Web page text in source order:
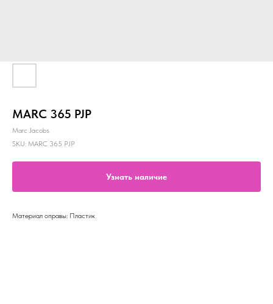
MARC 365 PJP
Marc Jacobs
SKU: MARC 365 PJP
Узнать наличие
Материал оправы: Пластик